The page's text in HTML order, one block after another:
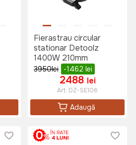
Fierastrau circular
stationar Detoolz
1400W 210mm
3950lei -1462 lei
2488 lei
Art: DZ-SE106
Adaugă